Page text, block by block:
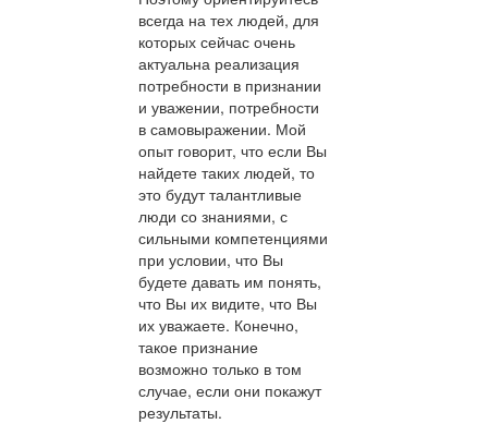
всегда на тех людей, для
которых сейчас очень
актуальна реализация
потребности в признании
и уважении, потребности
в самовыражении. Мой
опыт говорит, что если Вы
найдете таких людей, то
это будут талантливые
люди со знаниями, с
сильными компетенциями
при условии, что Вы
будете давать им понять,
что Вы их видите, что Вы
их уважаете. Конечно,
такое признание
возможно только в том
случае, если они покажут
результаты.